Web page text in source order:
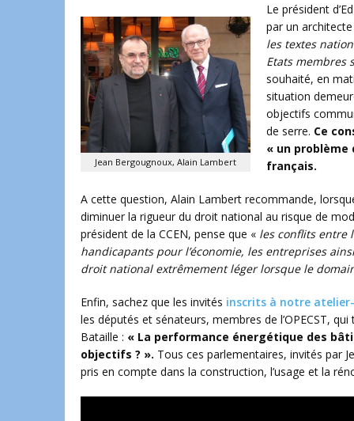
Jean Bergougnoux, Alain Lambert
Le président
par un
les textes
Etats membres
souhaité, en
situation
objectifs
de serre. Ce
« un
français.
A cette question, Alain Lambert recommande,
diminuer la rigueur du droit national au risque de
président de la CCEN, pense que « les conflits entre
handicapants pour l’économie, les entreprises
droit national extrêmement léger lorsque le
Enfin, sachez que les invités inscrits à notre
les députés et sénateurs, membres de l’OPECST,
Bataille : « La performance énergétique des
objectifs ? ». Tous ces parlementaires, invités par
pris en compte dans la construction, l’usage et la